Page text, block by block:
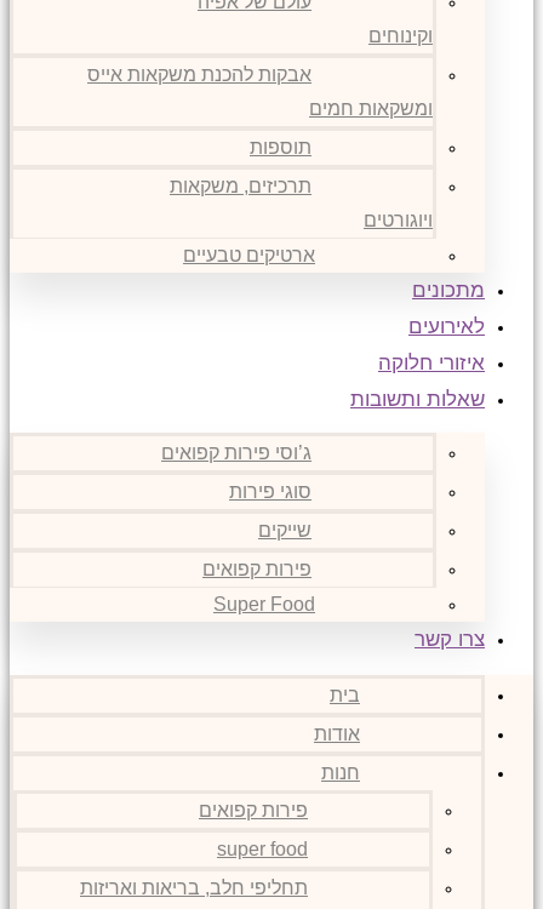
וקינוחים
אבקות להכנת משקאות אייס
ומשקאות חמים
תוספות
תרכיזים, משקאות
ויוגורטים
ארטיקים טבעיים
מתכונים
לאירועים
איזורי חלוקה
שאלות ותשובות
ג’וסי פירות קפואים
סוגי פירות
שייקים
פירות קפואים
Super Food
צרו קשר
בית
אודות
חנות
פירות קפואים
super food
תחליפי חלב, בריאות ואריזות